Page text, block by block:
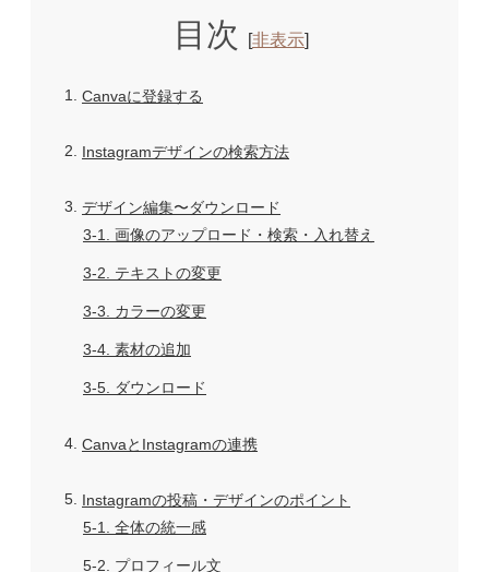
目次 [非表示]
1 Canvaに登録する
2 Instagramデザインの検索方法
3 デザイン編集〜ダウンロード
3-1
画像のアップロード・検索・入れ替え
3-2 テキストの変更
3-3 カラーの変更
3-4 素材の追加
3-5 ダウンロード
4 CanvaとInstagramの連携
5 Instagramの投稿・デザインのポイント
5-1
全体の統一感
5-2 プロフィール文